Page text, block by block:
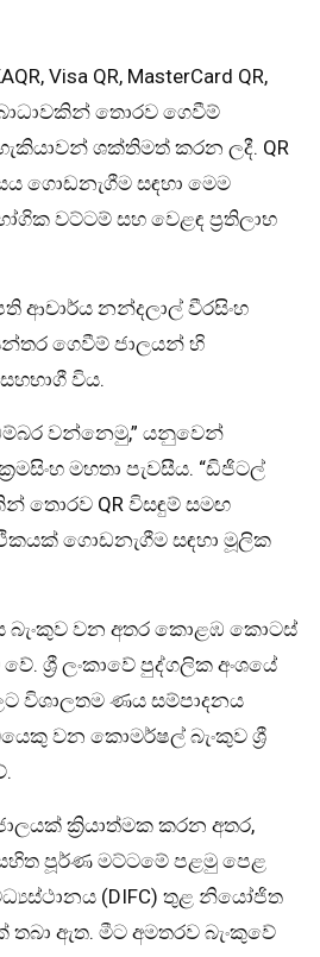
QR, MasterCard QR,
බාධාවකින් තොරව ගෙවීම්
ශක්තිමත් කරන ලදී. QR
ගොඩනැගීම සඳහා මෙම
වට්ටම් සහ වෙළඳ ප්‍රතිලාභ
ආචාර්ය නන්දලාල් වීරසිංහ
ගෙවීම් ජාලයන් හි
විය.
වන්නෙමු,” යනුවෙන්
මහතා පැවසීය. “ඩිජිටල්
තොරව QR විසඳුම් සමඟ
ගොඩනැගීම සඳහා මූලික
බැංකුව වන අතර කොළඹ කොටස්
ශ්‍රී ලංකාවේ පුද්ගලික අංශයේ
විශාලතම ණය සම්පාදනය
වන කොමර්ෂල් බැංකුව ශ්‍රී
ක්‍රියාත්මක කරන අතර,
පූර්ණ මට්ටමේ පළමු පෙළ
(DIFC) තුළ නියෝජිත
ඇත. මීට අමතරව බැංකුවේ